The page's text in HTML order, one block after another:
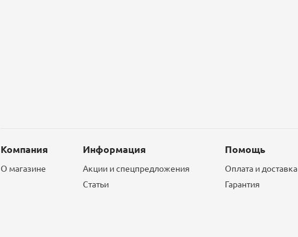
Компания
О магазине
Информация
Акции и спецпредложения
Статьи
Помощь
Оплата и доставка
Гарантия